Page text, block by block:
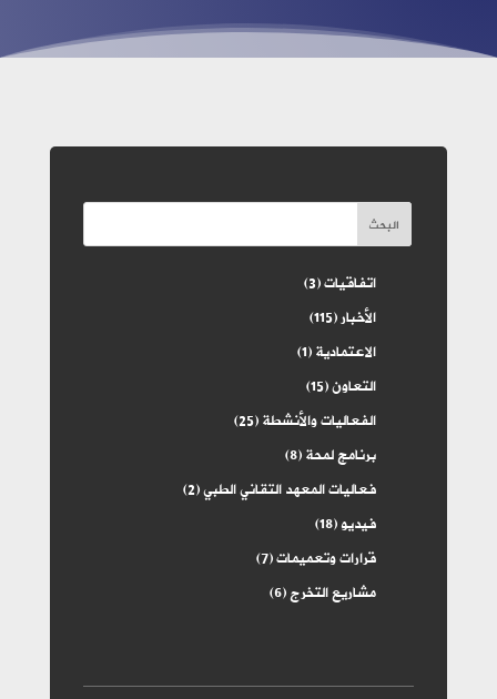
البحث
اتفاقيات(3)
الأخبار(115)
الاعتمادية(1)
التعاون(15)
الفعاليات والأنشطة(25)
برنامج لمحة(8)
فعاليات المعهد التقاني الطبي(2)
فيديو(18)
قرارات وتعميمات(7)
مشاريع التخرج(6)